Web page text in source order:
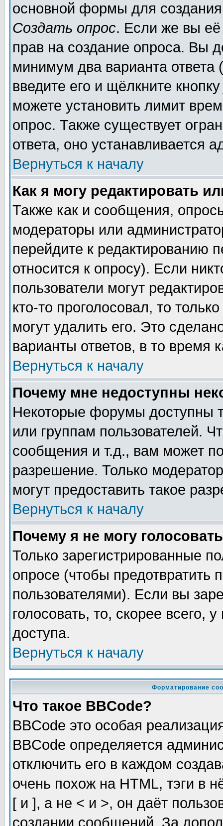
основной формы для
Создать опрос. Если же вы её
прав на создание опроса. Вы
минимум два варианта ответа
введите его и щёлкните
можете установить лимит
опрос. Также существует
ответа, оно устанавливается
Вернуться к началу
Как я могу редактировать
Также как и сообщения,
модераторы или
перейдите к редактированию
относится к опросу). Если
пользователи могут
кто-то проголосовал, то
могут удалить его. Это
варианты ответов, в то время
Вернуться к началу
Почему мне недоступны
Некоторые форумы доступны
или группам пользователей.
сообщения и т.д., вам может
разрешение. Только
могут предоставить такое
Вернуться к началу
Почему я не могу
Только зарегистрированные
опросе (чтобы предотвратить
пользователями). Если вы
голосовать, то, скорее всего,
доступа.
Вернуться к началу
Форматирование
Что такое BBCode?
BBCode это особая
BBCode определяется
отключить его в каждом
очень похож на HTML, тэги в
[ и ], а не < и >, он даёт
создании сообщений. За